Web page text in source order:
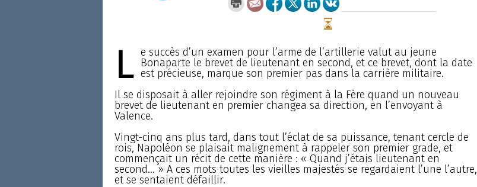
L e succès d’un examen pour l’arme de l’artillerie valut au jeune
Bonaparte le brevet de lieutenant en second, et ce brevet, dont la date
est précieuse, marque son premier pas dans la carrière militaire.
Il se disposait à aller rejoindre son régiment à la Fère quand un nouveau
brevet de lieutenant en premier changea sa direction, en l’envoyant à
Valence.
Vingt-cinq ans plus tard, dans tout l’éclat de sa puissance, tenant cercle de
rois, Napoléon se plaisait malignement à rappeler son premier grade, et
commençait un récit de cette manière : « Quand j’étais lieutenant en
second... » A ces mots toutes les vieilles majestés se regardaient l’une l’autre,
et se sentaient défaillir.